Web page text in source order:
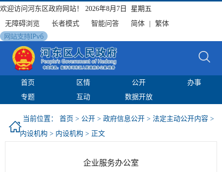
欢迎访问河东区政府网站！
2026年8月7日 星期五
无障碍浏览
长者模式 智能问答 简体 繁体
首页 区情 公开
办事
专题
互动 数据开放
当前位置： 首页 > 公开 > 政府信息公开 > 法定主动公开内容 >
内设机构 > 内设机构 > 正文
企业服务办公室